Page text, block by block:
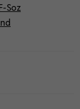
Soz